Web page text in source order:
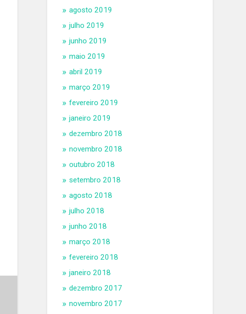
agosto 2019
julho 2019
junho 2019
maio 2019
abril 2019
março 2019
fevereiro 2019
janeiro 2019
dezembro 2018
novembro 2018
outubro 2018
setembro 2018
agosto 2018
julho 2018
junho 2018
março 2018
fevereiro 2018
janeiro 2018
dezembro 2017
novembro 2017